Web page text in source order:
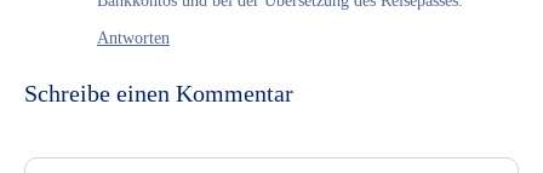
Antworten
Schreibe einen Kommentar